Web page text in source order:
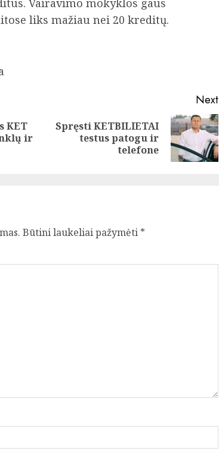
liks mažiau nei 20 kreditų.
Previous
KET
ir
Next
Next
Spręsti KETBILIETAI
testus patogu ir
telefone
Būtini laukeliai pažymėti *